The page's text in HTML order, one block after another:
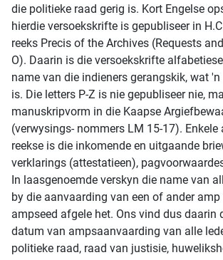
die politieke raad gerig is. Kort Engelse
hierdie versoekskrifte is gepubliseer in
reeks Precis of the Archives (Requests
O). Daarin is die versoekskrifte
name van die indieners gerangskik, wat
is. Die letters P-Z is nie gepubliseer nie,
manuskripvorm in die Kaapse
(verwysings- nommers LM 15-17). Enkele
reekse is die inkomende en uitgaande
verklarings (attestatieen),
In laasgenoemde verskyn die name van
by die aanvaarding van een of ander
ampseed afgele het. Ons vind dus daarin
datum van ampsaanvaarding van alle
politieke raad, raad van justisie,